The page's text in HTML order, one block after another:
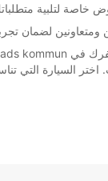
خاصة لتلبية
ومتعاونين لضمان
السيارة التي